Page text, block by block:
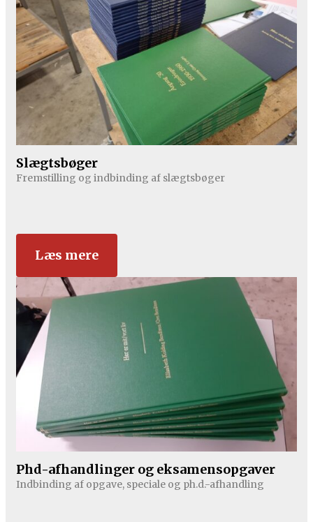
Slægtsbøger
Fremstilling og indbinding af slægtsbøger
Læs mere
Phd-afhandlinger og eksamensopgaver
Indbinding af opgave, speciale og ph.d.-afhandling